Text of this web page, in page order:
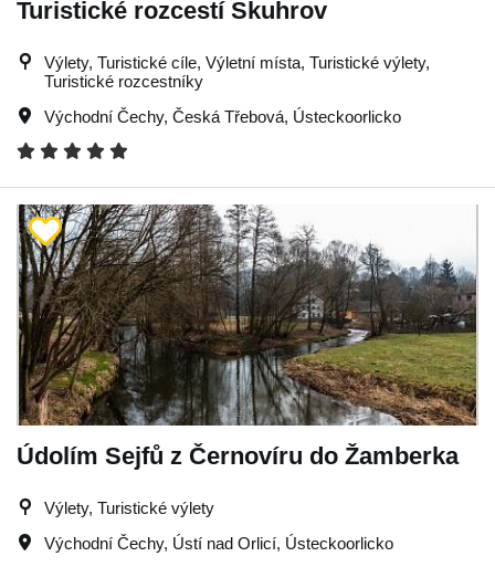
Turistické rozcestí Skuhrov
Výlety, Turistické cíle, Výletní místa, Turistické výlety,
Turistické rozcestníky
Východní Čechy, Česká Třebová, Ústeckoorlicko
Údolím Sejfů z Černovíru do Žamberka
Výlety, Turistické výlety
Východní Čechy, Ústí nad Orlicí, Ústeckoorlicko